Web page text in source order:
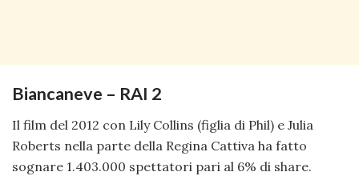
Biancaneve – RAI 2
Il film del 2012 con Lily Collins (figlia di Phil) e Julia
Roberts nella parte della Regina Cattiva ha fatto
sognare 1.403.000 spettatori pari al 6% di share.